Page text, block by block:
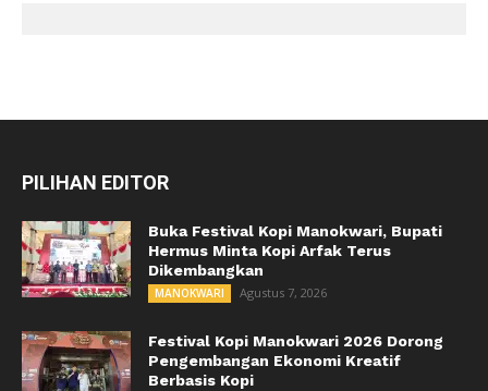
PILIHAN EDITOR
Buka Festival Kopi Manokwari, Bupati
Hermus Minta Kopi Arfak Terus
Dikembangkan
MANOKWARI Agustus 7, 2026
Festival Kopi Manokwari 2026 Dorong
Pengembangan Ekonomi Kreatif
Berbasis Kopi